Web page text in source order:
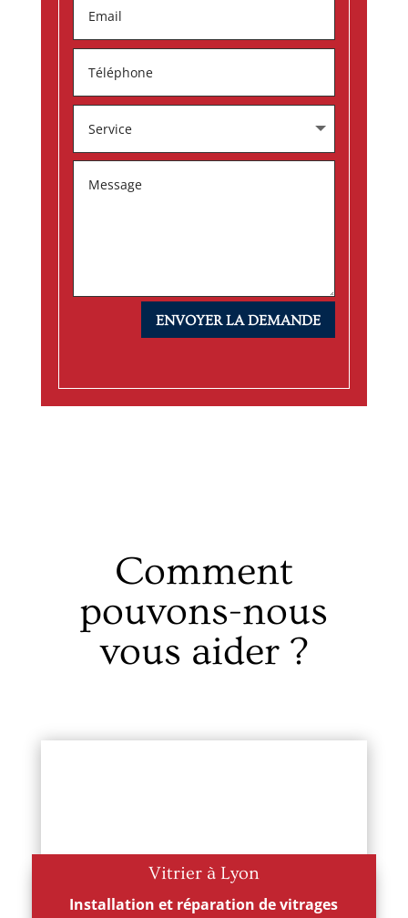
ENVOYER LA DEMANDE
Comment
pouvons-nous
vous aider ?
Vitrier à Lyon
Installation et réparation de vitrages